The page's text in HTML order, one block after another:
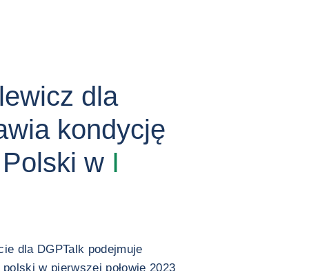
dla
kondycję
w I
dla DGPTalk podejmuje
w pierwszej połowie 2023